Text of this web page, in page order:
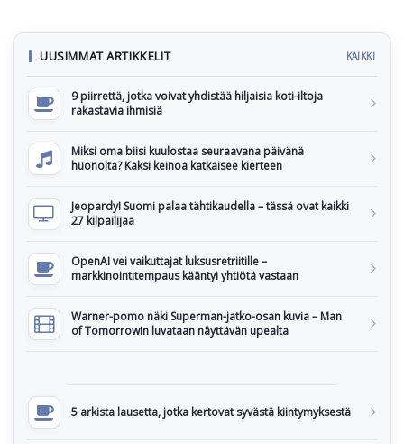
UUSIMMAT ARTIKKELIT KAIKKI
9 piirrettä, jotka voivat yhdistää hiljaisia koti-iltoja
rakastavia ihmisiä
Miksi oma biisi kuulostaa seuraavana päivänä
huonolta? Kaksi keinoa katkaisee kierteen
Jeopardy! Suomi palaa tähtikaudella – tässä ovat kaikki
27 kilpailijaa
OpenAI vei vaikuttajat luksusretriitille –
markkinointitempaus kääntyi yhtiötä vastaan
Warner-pomo näki Superman-jatko-osan kuvia – Man
of Tomorrowin luvataan näyttävän upealta
5 arkista lausetta, jotka kertovat syvästä kiintymyksestä